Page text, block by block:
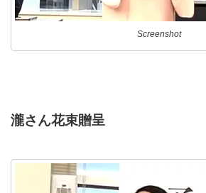
Screenshot
瀧さん花束贈呈